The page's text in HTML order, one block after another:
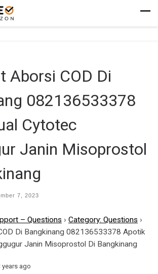
Aborsi COD Di
082136533378
Cytotec
Janin Misoprostol
7, 2023
– Questions › Category: Questions ›
Di Bangkinang 082136533378 Apotik
Janin Misoprostol Di Bangkinang
ago